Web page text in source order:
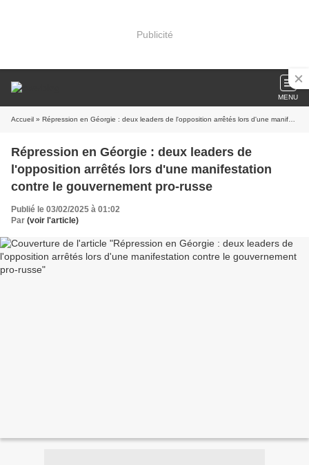
Publicité
MENU
Accueil » Répression en Géorgie : deux leaders de l'opposition arrêtés lors d'une manifestation contre le gouvernement pro-russe
Répression en Géorgie : deux leaders de
l'opposition arrêtés lors d'une manifestation
contre le gouvernement pro-russe
Publié le 03/02/2025 à 01:02
Par (voir l'article)